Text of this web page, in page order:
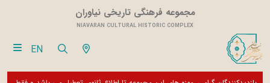
مجموعه فرهنگی تاریخی نیاوران
NIAVARAN CULTURAL HISTORIC COMPLEX
EN